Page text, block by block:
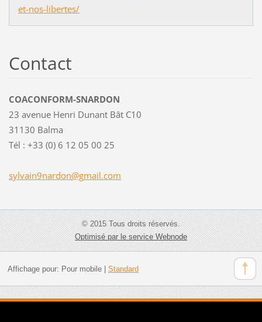
et-nos-libertes/
Contact
COACONFORM-SNARDON
23 avenue Henri Dunant Bât C10
31130 Balma
Tél : +33 (0) 6 12 05 00 25
sylvain9nardon@gmail.com
© 2015 Tous droits réservés.
Optimisé par le service Webnode
Affichage pour: Pour mobile| Standard